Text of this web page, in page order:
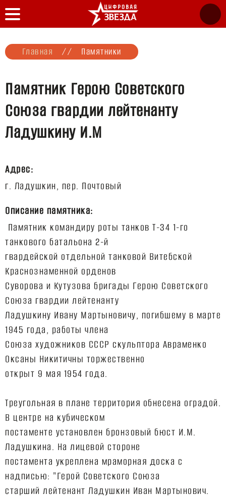
Главная // Памятники
Памятник Герою Советского
Союза гвардии лейтенанту
Ладушкину И.М
Адрес:
Описание памятника:
Памятник командиру роты танков Т-34 1-го
танкового батальона 2-й
гвардейской отдельной танковой Витебской
Краснознаменной орденов
Суворова и Кутузова бригады Герою Советского
Союза гвардии лейтенанту
Ладушкину Ивану Мартыновичу, погибшему в марте
1945 года, работы члена
Союза художников СССР скульптора Авраменко
Оксаны Никитичны торжественно
открыт 9 мая 1954 года.
Треугольная в плане территория обнесена оградой.
В центре на кубическом
постаменте установлен бронзовый бюст И.М.
Ладушкина. На лицевой стороне
постамента укреплена мраморная доска с
надписью: "Герой Советского Союза
старший лейтенант Ладушкин Иван Мартынович.